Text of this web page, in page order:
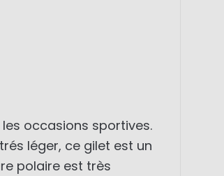
les occasions sportives.
léger, ce gilet est un
polaire est très